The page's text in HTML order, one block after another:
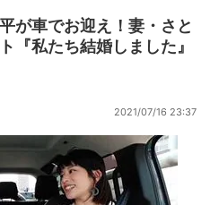
が車でお迎え！妻・さと
『私たち結婚しました』
2021/07/16 23:37